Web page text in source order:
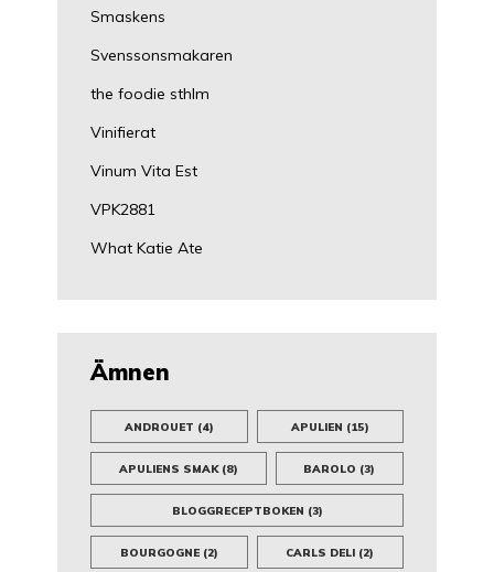
Smaskens
Svenssonsmakaren
the foodie sthlm
Vinifierat
Vinum Vita Est
VPK2881
What Katie Ate
Ämnen
ANDROUET (4) APULIEN (15)
APULIENS SMAK(8) BAROLO (3)
BLOGGRECEPTBOKEN (3)
BOURGOGNE(2) CARLS DELI (2)